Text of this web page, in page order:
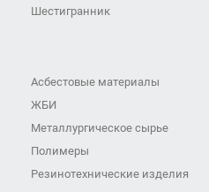
Шестигранник
Асбестовые материалы
ЖБИ
Металлургическое сырье
Полимеры
Резинотехнические изделия